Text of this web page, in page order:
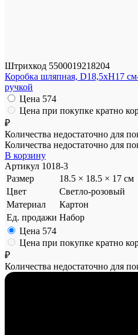
Штрихкод 5500019218204
Коробка шляпная, D18,5xH17
ручкой
Цена 574
Цена при покупке кратно
₽
Количества недостаточно для
Количества недостаточно для
В корзину
Артикул 1018-3
Размер
18.5 × 18.5 × 17 см
Цвет
Светло-розовый
Материал
Картон
Ед. продажи Набор
Цена 574
Цена при покупке кратно
₽
Количества недостаточно для